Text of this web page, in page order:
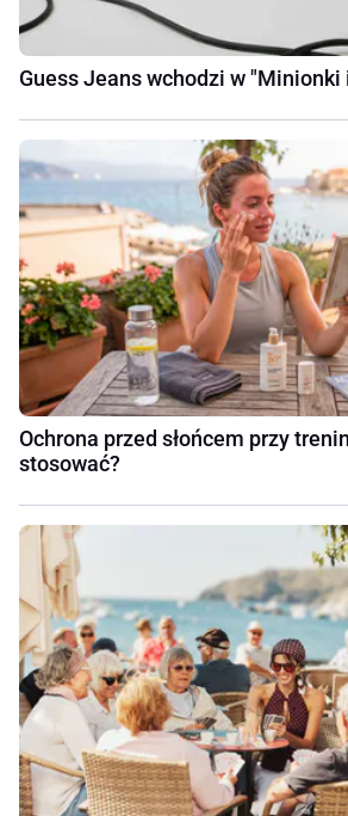
Guess Jeans wchodzi w "Minionki
Ochrona przed słońcem przy
stosować?